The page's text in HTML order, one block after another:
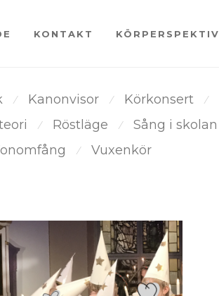
KONTAKT KÖRPERSPEKTIV
⁄ Kanonvisor ⁄ Körkonsert ⁄
⁄ Röstläge ⁄ Sång i skolan
⁄ Vuxenkör